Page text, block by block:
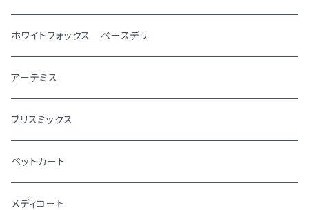
ホワイトフォックス ベースデリ
アーテミス
ブリスミックス
ペットカート
メディコート